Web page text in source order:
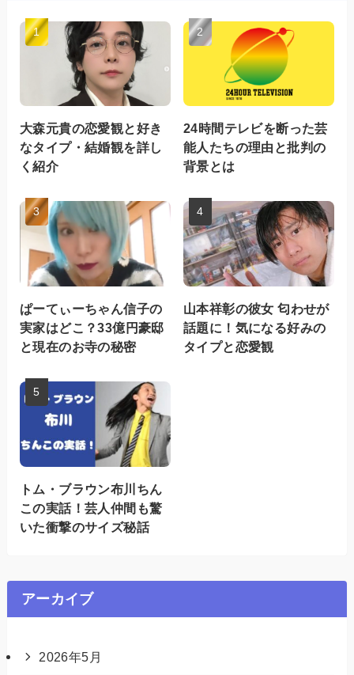
大森元貴の恋愛観と好き
なタイプ・結婚観を詳し
く紹介
24時間テレビを断った芸
能人たちの理由と批判の
背景とは
ぱーてぃーちゃん信子の
実家はどこ？33億円豪邸
と現在のお寺の秘密
山本祥彰の彼女 匂わせが
話題に！気になる好みの
タイプと恋愛観
トム・ブラウン布川ちん
この実話！芸人仲間も驚
いた衝撃のサイズ秘話
アーカイブ
2026年5月